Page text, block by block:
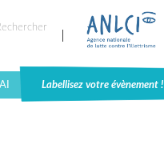
Labellisez votre évènement !